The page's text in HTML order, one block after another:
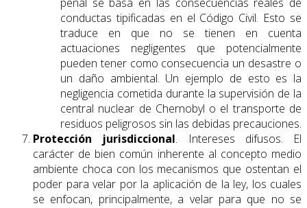
conductas tipificadas en el Código Civil. Esto se
traduce en que no se tienen en cuenta
actuaciones negligentes que potencialmente
pueden tener como consecuencia un desastre o
un daño ambiental. Un ejemplo de esto es la
negligencia cometida durante la supervisión de la
central nuclear de Chernobyl o el transporte de
residuos peligrosos sin las debidas precauciones.
Protección jurisdiccional. Intereses difusos. El
carácter de bien común inherente al concepto medio
ambiente choca con los mecanismos que ostentan el
poder para velar por la aplicación de la ley, los cuales
se enfocan, principalmente, a velar para que no se